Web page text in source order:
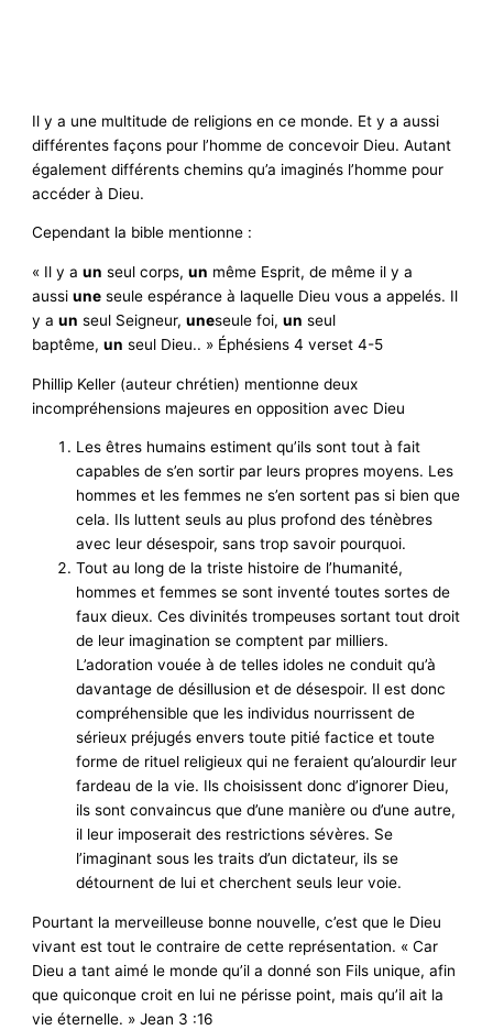
Il y a une multitude de religions en ce monde. Et y a aussi
différentes façons pour l’homme de concevoir Dieu. Autant
également différents chemins qu’a imaginés l’homme pour
accéder à Dieu.
Cependant la bible mentionne :
« Il y aun seul corps,un même Esprit, de même il y a
aussiune seule espérance à laquelle Dieu vous a appelés. Il
y aun seul Seigneur,uneseule foi,un seul
baptême,un seul Dieu.. » Éphésiens 4 verset 4-5
Phillip Keller (auteur chrétien) mentionne deux
incompréhensions majeures en opposition avec Dieu
Les êtres humains estiment qu’ils sont tout à fait
capables de s’en sortir par leurs propres moyens. Les
hommes et les femmes ne s’en sortent pas si bien que
cela. Ils luttent seuls au plus profond des ténèbres
avec leur désespoir, sans trop savoir pourquoi.
Tout au long de la triste histoire de l’humanité,
hommes et femmes se sont inventé toutes sortes de
faux dieux. Ces divinités trompeuses sortant tout droit
de leur imagination se comptent par milliers.
L’adoration vouée à de telles idoles ne conduit qu’à
davantage de désillusion et de désespoir. Il est donc
compréhensible que les individus nourrissent de
sérieux préjugés envers toute pitié factice et toute
forme de rituel religieux qui ne feraient qu’alourdir leur
fardeau de la vie. Ils choisissent donc d’ignorer Dieu,
ils sont convaincus que d’une manière ou d’une autre,
il leur imposerait des restrictions sévères. Se
l’imaginant sous les traits d’un dictateur, ils se
détournent de lui et cherchent seuls leur voie.
Pourtant la merveilleuse bonne nouvelle, c’est que le Dieu
vivant est tout le contraire de cette représentation. « Car
Dieu a tant aimé le monde qu’il a donné son Fils unique, afin
que quiconque croit en lui ne périsse point, mais qu’il ait la
vie éternelle. » Jean 3 :16